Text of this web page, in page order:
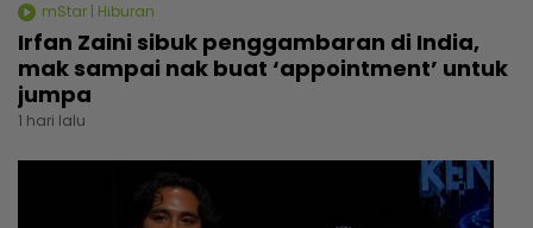
mStar | Hiburan
Irfan Zaini sibuk penggambaran di India,
mak sampai nak buat ‘appointment’ untuk
jumpa
1 hari lalu